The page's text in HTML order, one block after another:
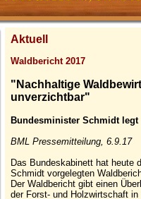
Aktuell
Waldbericht 2017
"Nachhaltige
unverzichtbar"
Bundesminister Schmidt
BML Pressemitteilung, 6.9.17
Das Bundeskabinett hat heute
Schmidt vorgelegten
Der Waldbericht gibt einen
der Forst- und Holzwirtschaft